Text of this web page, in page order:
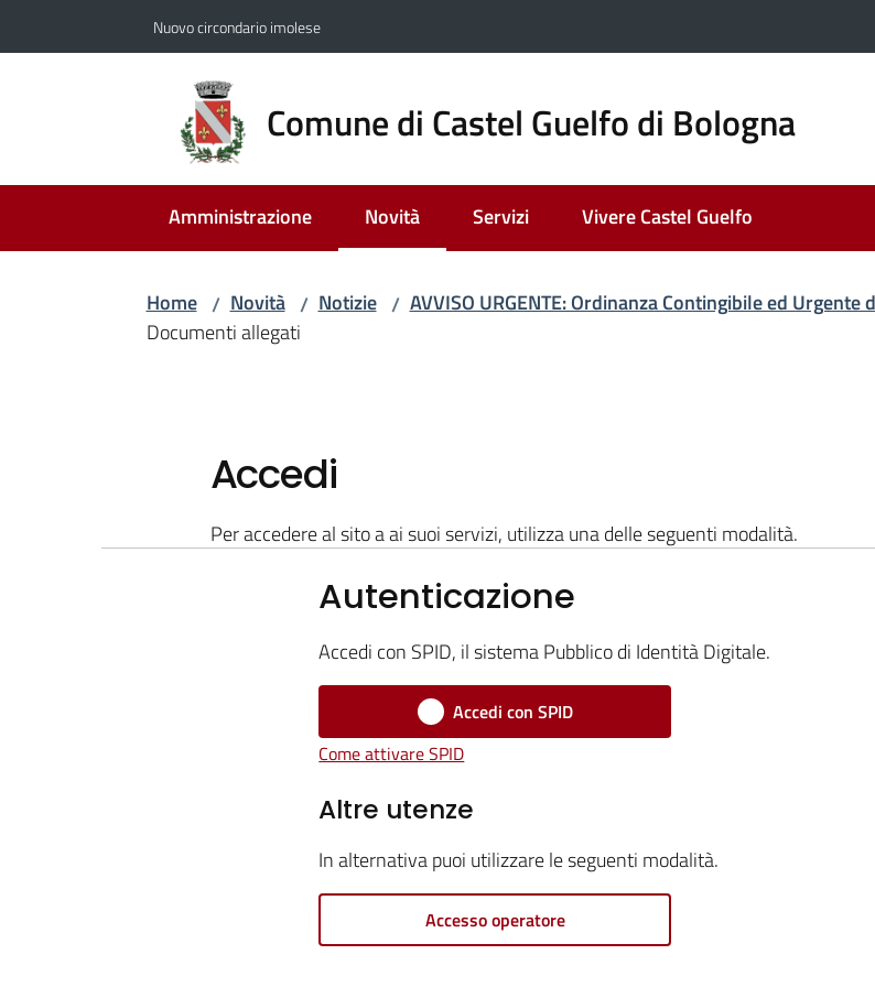
Nuovo circondario imolese
Comune di Castel Guelfo di Bologna
Amministrazione Novità
Menu selezionato
Servizi Vivere Castel Guelfo
Home / Novità / Notizie / AVVISO URGENTE: Ordinanza Contingibile ed
Documenti allegati
Accedi
Per accedere al sito a ai suoi servizi, utilizza una delle seguenti modalità.
Autenticazione
Accedi con SPID, il sistema Pubblico di Identità Digitale.
Accedi con SPID
Come attivare SPID
Altre utenze
In alternativa puoi utilizzare le seguenti modalità.
Accesso operatore